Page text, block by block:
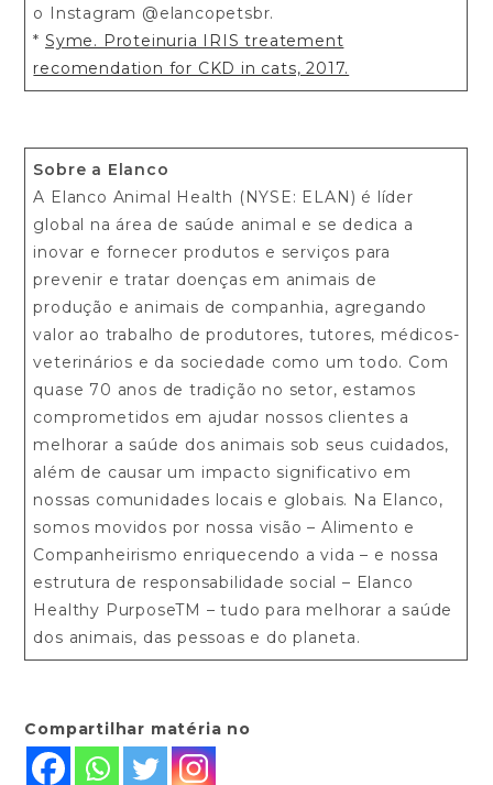
o Instagram @elancopetsbr.
*Syme. Proteinuria IRIS treatement
recomendation for CKD in cats, 2017.
Sobre a Elanco
A Elanco Animal Health (NYSE: ELAN) é líder
global na área de saúde animal e se dedica a
inovar e fornecer produtos e serviços para
prevenir e tratar doenças em animais de
produção e animais de companhia, agregando
valor ao trabalho de produtores, tutores, médicos-
veterinários e da sociedade como um todo. Com
quase 70 anos de tradição no setor, estamos
comprometidos em ajudar nossos clientes a
melhorar a saúde dos animais sob seus cuidados,
além de causar um impacto significativo em
nossas comunidades locais e globais. Na Elanco,
somos movidos por nossa visão – Alimento e
Companheirismo enriquecendo a vida – e nossa
estrutura de responsabilidade social – Elanco
Healthy PurposeTM – tudo para melhorar a saúde
dos animais, das pessoas e do planeta.
Compartilhar matéria no